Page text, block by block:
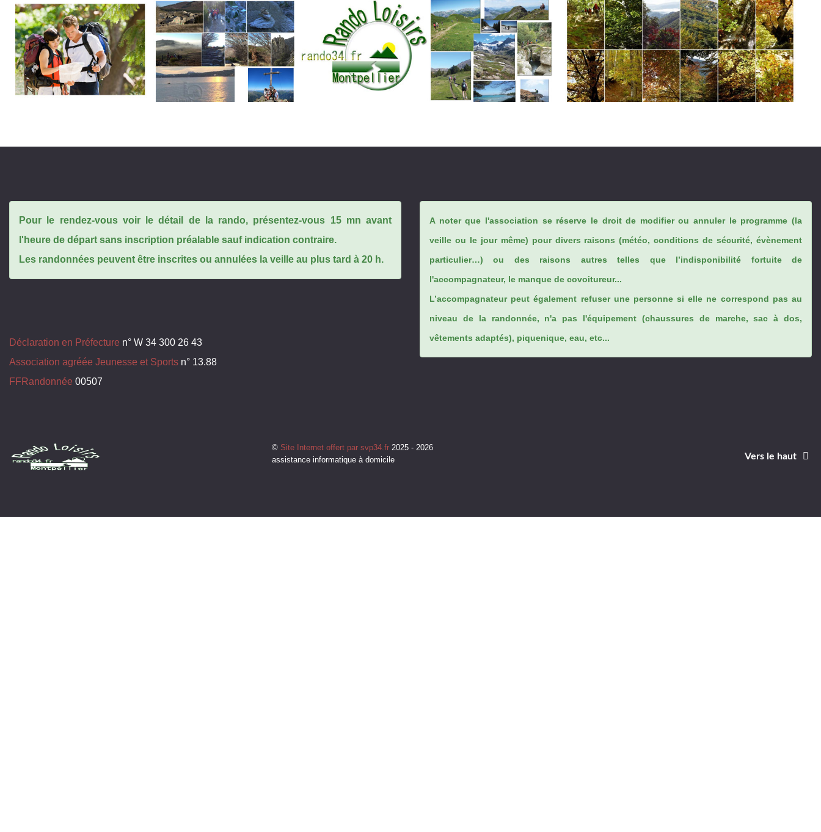
Pour le rendez-vous voir le détail de la rando, présentez-vous 15 mn avant
l'heure de départ sans inscription préalable sauf indication contraire.
Les randonnées peuvent être inscrites ou annulées la veille au plus tard à 20 h.
Déclaration en Préfecture n° W 34 300 26 43
Association agréée Jeunesse et Sports n° 13.88
FFRandonnée 00507
A noter que l'association se réserve le droit de modifier ou annuler le programme (la
veille ou le jour même) pour divers raisons (météo, conditions de sécurité, évènement
particulier…) ou des raisons autres telles que l’indisponibilité fortuite de
l'accompagnateur, le manque de covoitureur...
L’accompagnateur peut également refuser une personne si elle ne correspond pas au
niveau de la randonnée, n'a pas l'équipement (chaussures de marche, sac à dos,
vêtements adaptés), piquenique, eau, etc...
© Site Internet offert par svp34.fr2025 - 2026
assistance informatique à domicile
Vers le haut